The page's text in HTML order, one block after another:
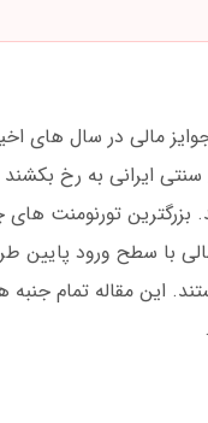
مالی در سال های
ایرانی به رخ
تورنومنت های
با سطح ورود پایین
این مقاله تمام